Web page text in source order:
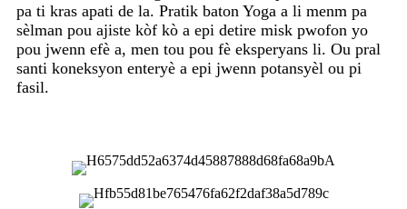
pa ti kras apati de la. Pratik baton Yoga a li menm pa
sèlman pou ajiste kòf kò a epi detire misk pwofon yo
pou jwenn efè a, men tou pou fè eksperyans li. Ou pral
santi koneksyon enteryè a epi jwenn potansyèl ou pi
fasil.